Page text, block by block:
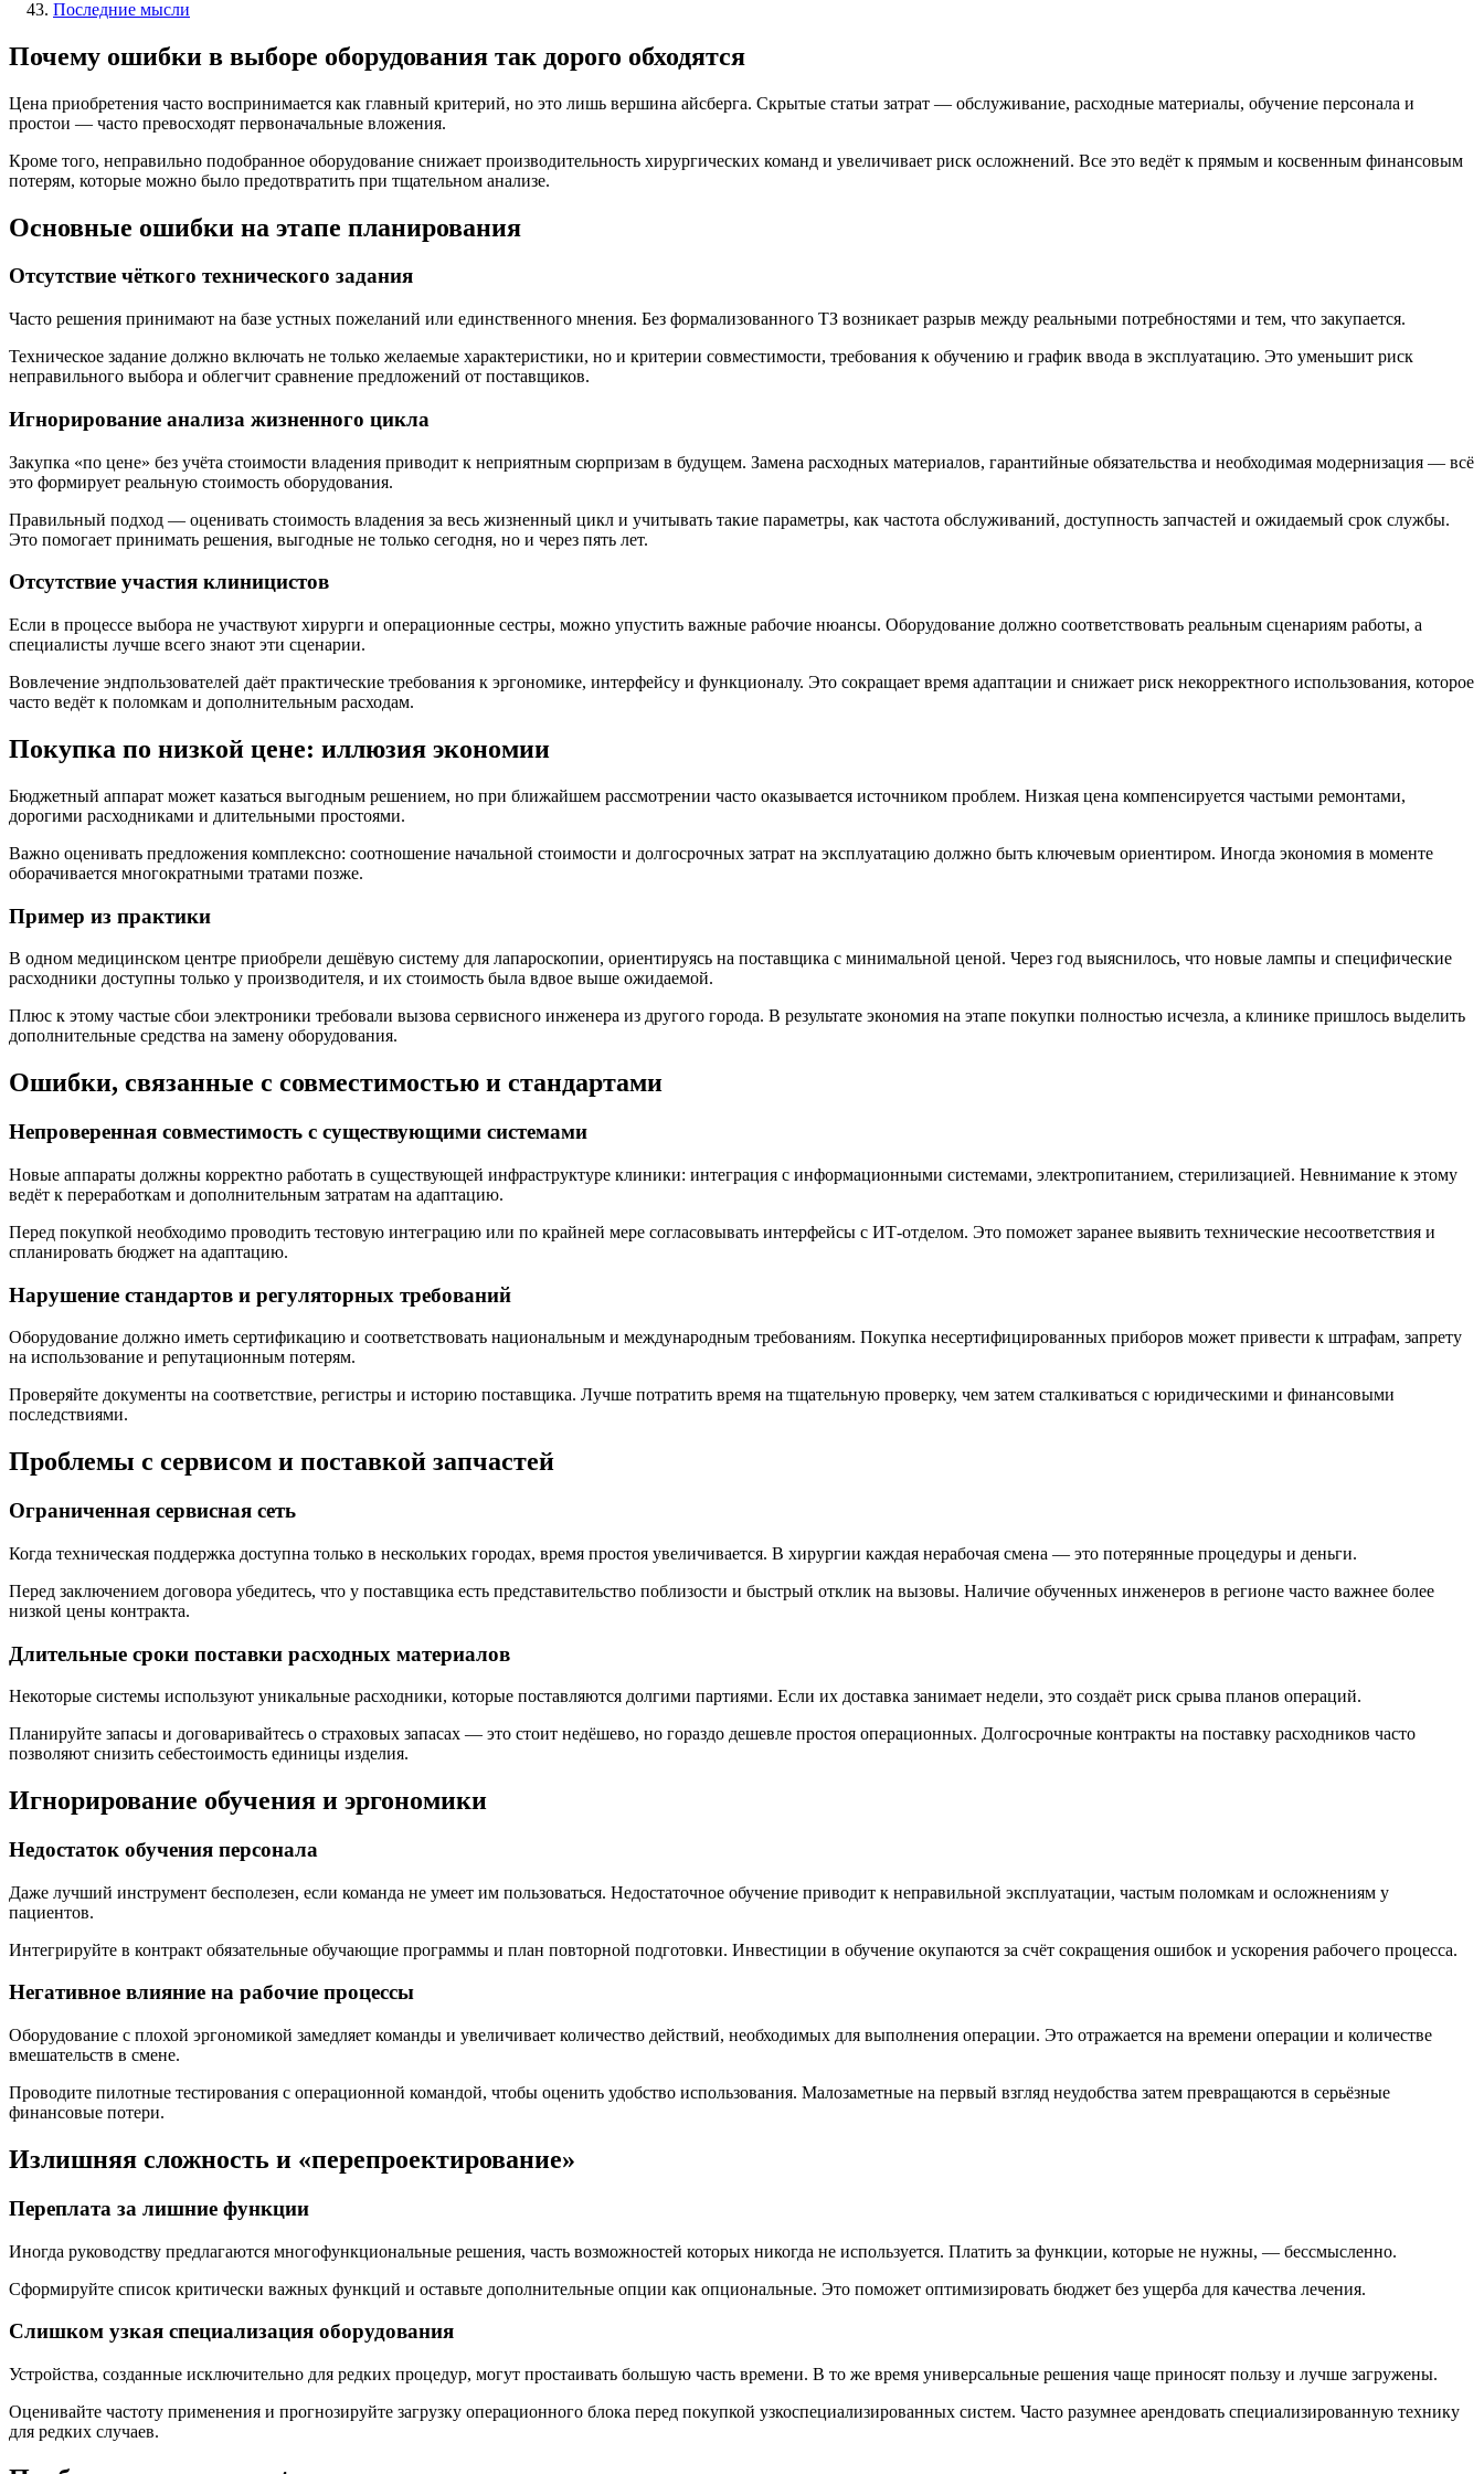
Последние мысли
Почему ошибки в выборе оборудования так дорого обходятся
Цена приобретения часто воспринимается как главный критерий, но это лишь вершина айсберга. Скрытые статьи затрат — обслуживание, расходные материалы, обучение персонала и
простои — часто превосходят первоначальные вложения.
Кроме того, неправильно подобранное оборудование снижает производительность хирургических команд и увеличивает риск осложнений. Все это ведёт к прямым и косвенным финансовым
потерям, которые можно было предотвратить при тщательном анализе.
Основные ошибки на этапе планирования
Отсутствие чёткого технического задания
Часто решения принимают на базе устных пожеланий или единственного мнения. Без формализованного ТЗ возникает разрыв между реальными потребностями и тем, что закупается.
Техническое задание должно включать не только желаемые характеристики, но и критерии совместимости, требования к обучению и график ввода в эксплуатацию. Это уменьшит риск
неправильного выбора и облегчит сравнение предложений от поставщиков.
Игнорирование анализа жизненного цикла
Закупка «по цене» без учёта стоимости владения приводит к неприятным сюрпризам в будущем. Замена расходных материалов, гарантийные обязательства и необходимая модернизация — всё
это формирует реальную стоимость оборудования.
Правильный подход — оценивать стоимость владения за весь жизненный цикл и учитывать такие параметры, как частота обслуживаний, доступность запчастей и ожидаемый срок службы.
Это помогает принимать решения, выгодные не только сегодня, но и через пять лет.
Отсутствие участия клиницистов
Если в процессе выбора не участвуют хирурги и операционные сестры, можно упустить важные рабочие нюансы. Оборудование должно соответствовать реальным сценариям работы, а
специалисты лучше всего знают эти сценарии.
Вовлечение эндпользователей даёт практические требования к эргономике, интерфейсу и функционалу. Это сокращает время адаптации и снижает риск некорректного использования, которое
часто ведёт к поломкам и дополнительным расходам.
Покупка по низкой цене: иллюзия экономии
Бюджетный аппарат может казаться выгодным решением, но при ближайшем рассмотрении часто оказывается источником проблем. Низкая цена компенсируется частыми ремонтами,
дорогими расходниками и длительными простоями.
Важно оценивать предложения комплексно: соотношение начальной стоимости и долгосрочных затрат на эксплуатацию должно быть ключевым ориентиром. Иногда экономия в моменте
оборачивается многократными тратами позже.
Пример из практики
В одном медицинском центре приобрели дешёвую систему для лапароскопии, ориентируясь на поставщика с минимальной ценой. Через год выяснилось, что новые лампы и специфические
расходники доступны только у производителя, и их стоимость была вдвое выше ожидаемой.
Плюс к этому частые сбои электроники требовали вызова сервисного инженера из другого города. В результате экономия на этапе покупки полностью исчезла, а клинике пришлось выделить
дополнительные средства на замену оборудования.
Ошибки, связанные с совместимостью и стандартами
Непроверенная совместимость с существующими системами
Новые аппараты должны корректно работать в существующей инфраструктуре клиники: интеграция с информационными системами, электропитанием, стерилизацией. Невнимание к этому
ведёт к переработкам и дополнительным затратам на адаптацию.
Перед покупкой необходимо проводить тестовую интеграцию или по крайней мере согласовывать интерфейсы с ИТ-отделом. Это поможет заранее выявить технические несоответствия и
спланировать бюджет на адаптацию.
Нарушение стандартов и регуляторных требований
Оборудование должно иметь сертификацию и соответствовать национальным и международным требованиям. Покупка несертифицированных приборов может привести к штрафам, запрету
на использование и репутационным потерям.
Проверяйте документы на соответствие, регистры и историю поставщика. Лучше потратить время на тщательную проверку, чем затем сталкиваться с юридическими и финансовыми
последствиями.
Проблемы с сервисом и поставкой запчастей
Ограниченная сервисная сеть
Когда техническая поддержка доступна только в нескольких городах, время простоя увеличивается. В хирургии каждая нерабочая смена — это потерянные процедуры и деньги.
Перед заключением договора убедитесь, что у поставщика есть представительство поблизости и быстрый отклик на вызовы. Наличие обученных инженеров в регионе часто важнее более
низкой цены контракта.
Длительные сроки поставки расходных материалов
Некоторые системы используют уникальные расходники, которые поставляются долгими партиями. Если их доставка занимает недели, это создаёт риск срыва планов операций.
Планируйте запасы и договаривайтесь о страховых запасах — это стоит недёшево, но гораздо дешевле простоя операционных. Долгосрочные контракты на поставку расходников часто
позволяют снизить себестоимость единицы изделия.
Игнорирование обучения и эргономики
Недостаток обучения персонала
Даже лучший инструмент бесполезен, если команда не умеет им пользоваться. Недостаточное обучение приводит к неправильной эксплуатации, частым поломкам и осложнениям у
пациентов.
Интегрируйте в контракт обязательные обучающие программы и план повторной подготовки. Инвестиции в обучение окупаются за счёт сокращения ошибок и ускорения рабочего процесса.
Негативное влияние на рабочие процессы
Оборудование с плохой эргономикой замедляет команды и увеличивает количество действий, необходимых для выполнения операции. Это отражается на времени операции и количестве
вмешательств в смене.
Проводите пилотные тестирования с операционной командой, чтобы оценить удобство использования. Малозаметные на первый взгляд неудобства затем превращаются в серьёзные
финансовые потери.
Излишняя сложность и «перепроектирование»
Переплата за лишние функции
Иногда руководству предлагаются многофункциональные решения, часть возможностей которых никогда не используется. Платить за функции, которые не нужны, — бессмысленно.
Сформируйте список критически важных функций и оставьте дополнительные опции как опциональные. Это поможет оптимизировать бюджет без ущерба для качества лечения.
Слишком узкая специализация оборудования
Устройства, созданные исключительно для редких процедур, могут простаивать большую часть времени. В то же время универсальные решения чаще приносят пользу и лучше загружены.
Оценивайте частоту применения и прогнозируйте загрузку операционного блока перед покупкой узкоспециализированных систем. Часто разумнее арендовать специализированную технику
для редких случаев.